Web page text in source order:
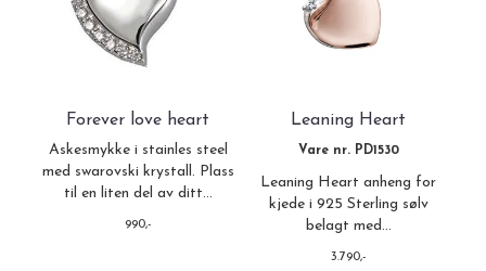
På lager
Forever love heart
Askesmykke i stainles steel
med swarovski krystall. Plass
til en liten del av ditt...
990,-
Leaning Heart
Vare nr. PD1530
Leaning Heart anheng for
kjede i 925 Sterling sølv
belagt med...
3.790,-